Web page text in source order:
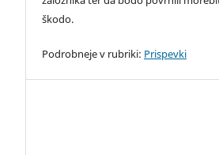
škodo.
Podrobneje v rubriki: Prispevki